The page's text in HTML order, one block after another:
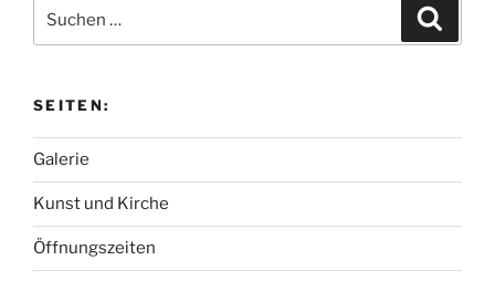
nach:
SEITEN:
Galerie
Kunst und Kirche
Öffnungszeiten